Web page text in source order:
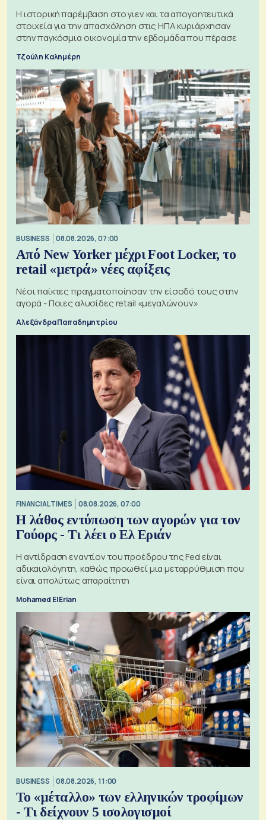
Η ιστορική παρέμβαση στο γιεν και τα απογοητευτικά
στοιχεία για την απασχόληση στις ΗΠΑ κυριάρχησαν
στην παγκόσμια οικονομία την εβδομάδα που πέρασε
Τζούλη Καλημέρη
BUSINESS 08.08.2026, 07:00
Από New Yorker μέχρι Foot Locker, το
retail «μετρά» νέες αφίξεις
Νέοι παίκτες πραγματοποίησαν την είσοδό τους στην
αγορά - Ποιες αλυσίδες retail «μεγαλώνουν»
Αλεξάνδρα Παπαδημητρίου
FINANCIAL TIMES 08.08.2026, 07:00
Η λάθος εντύπωση των αγορών για τον
Γούορς - Τι λέει ο Ελ Εριάν
Η αντίδραση εναντίον του προέδρου της Fed είναι
αδικαιολόγητη, καθώς προωθεί μια μεταρρύθμιση που
είναι απολύτως απαραίτητη
Mohamed El Erian
BUSINESS 08.08.2026, 11:00
Το «μέταλλο» των ελληνικών τροφίμων
- Τι δείχνουν 5 ισολογισμοί